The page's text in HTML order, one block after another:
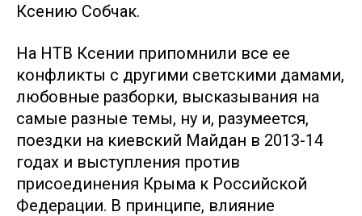
Ксению Собчак.
На НТВ Ксении припомнили все ее
конфликты с другими светскими дамами,
любовные разборки, высказывания на
самые разные темы, ну и, разумеется,
поездки на киевский Майдан в 2013-14
годах и выступления против
присоединения Крыма к Российской
Федерации. В принципе, влияние